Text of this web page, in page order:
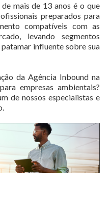
mais de 13 anos é o que
preparados para
compatíveis com as
levando segmentos
influente sobre sua
da Agência Inbound na
empresas ambientais?
de nossos especialistas e